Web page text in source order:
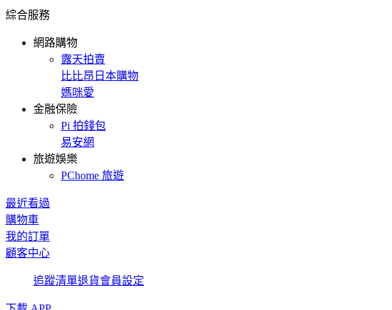
綜合服務
網路購物
露天拍賣
比比昂日本購物
媽咪愛
金融保險
Pi 拍錢包
易安網
旅遊娛樂
PChome 旅遊
最近看過
購物車
我的訂單
顧客中心
追蹤清單退貨會員設定